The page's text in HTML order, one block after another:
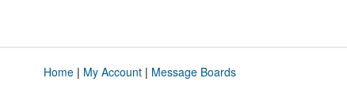
Home| My Account| Message Boards